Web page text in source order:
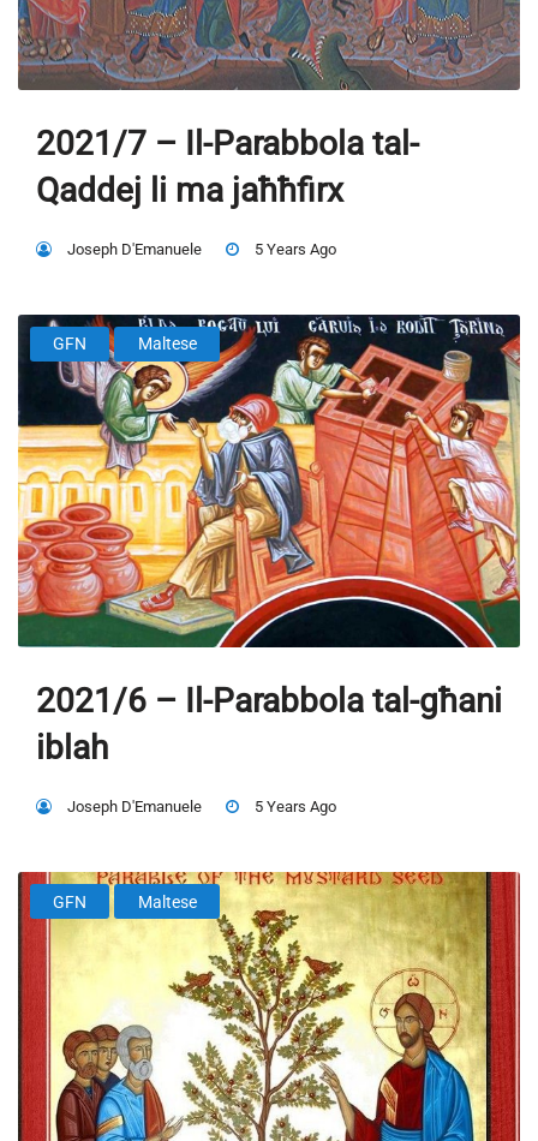
2021/7 – Il-Parabbola tal-
Qaddej li ma jaħħfirx
Joseph D'Emanuele 5 Years Ago
GFN Maltese
2021/6 – Il-Parabbola tal-għani
iblah
Joseph D'Emanuele 5 Years Ago
GFN Maltese